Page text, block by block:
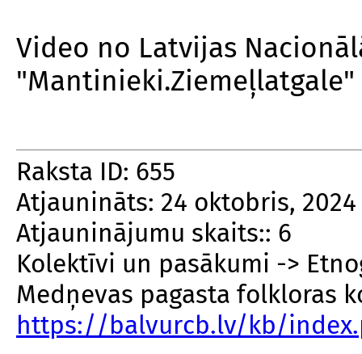
Video no Latvijas
"Mantinieki.Ziemeļlatgale"
Raksta ID: 655
Atjaunināts: 24 oktobris, 2024
Atjauninājumu skaits:: 6
Kolektīvi un pasākumi ->
Medņevas pagasta folkloras
https://balvurcb.lv/kb/